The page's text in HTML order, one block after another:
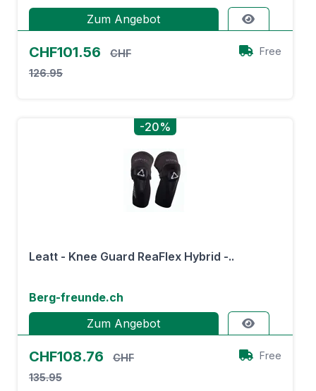
Zum Angebot
CHF101.56
CHF
126.95
Free
-20%
Leatt - Knee Guard ReaFlex Hybrid -..
Berg-freunde.ch
Zum Angebot
CHF108.76
CHF
135.95
Free